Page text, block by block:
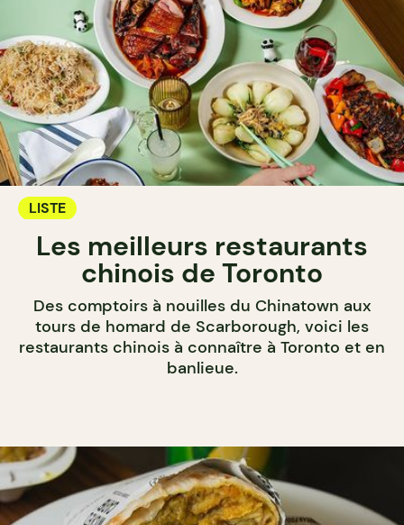
LISTE
Les meilleurs restaurants
chinois de Toronto
Des comptoirs à nouilles du Chinatown aux
tours de homard de Scarborough, voici les
restaurants chinois à connaître à Toronto et en
banlieue.